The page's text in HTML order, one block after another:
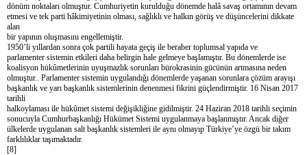
dönüm noktaları olmuştur. Cumhuriyetin kurulduğu dönemde halâ savaş ortamının devam
etmesi ve tek parti hâkimiyetinin olması, sağlıklı ve halkın görüş ve düşüncelerini dikkate
alan
bir yapının oluşmasını engellemiştir.
1950’li yıllardan sonra çok partili hayata geçiş ile beraber toplumsal yapıda ve
parlamenter sistemin etkileri daha belirgin hale gelmeye başlamıştır. Bu dönemlerde ise
koalisyon hükûmetlerinin uyuşmazlık sorunları bürokrasinin gücünün artmasına neden
olmuştur.. Parlamenter sistemin uygulandığı dönemlerde yaşanan sorunlara çözüm arayışı
başkanlık ve yarı başkanlık sistemlerinin denenmesi fikrini güçlendirmiştir. 16 Nisan 2017
tarihli
halkoylaması ile hükûmet sistemi değişikliğine gidilmiştir. 24 Haziran 2018 tarihli seçimin
sonucuyla Cumhurbaşkanlığı Hükümet Sistemi uygulanmaya başlanmıştır. Ancak diğer
ülkelerde uygulanan salt başkanlık sistemleri ile aynı olmayıp Türkiye’ye özgü bir takım
farklılıklar taşımaktadır.
[8]